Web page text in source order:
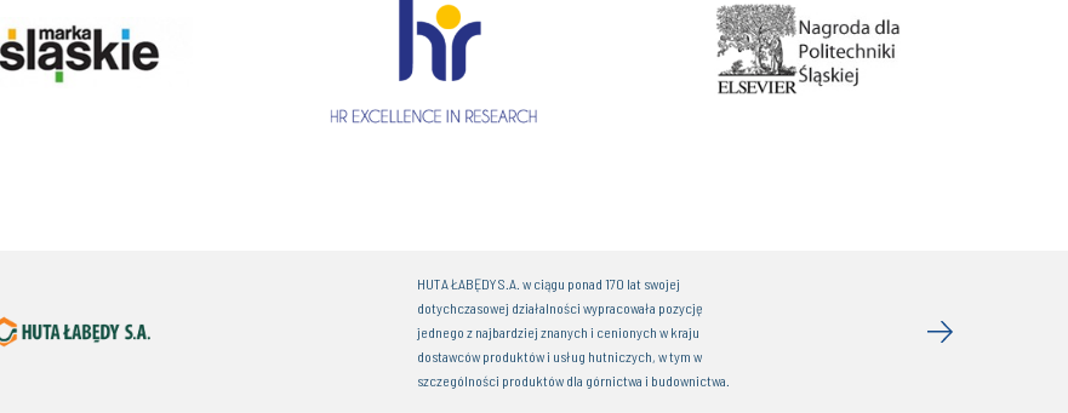
HUTA ŁABĘDY S.A. w ciągu ponad 170 lat swojej
dotychczasowej działalności wypracowała pozycję
jednego z najbardziej znanych i cenionych w kraju
dostawców produktów i usług hutniczych, w tym w
szczególności produktów dla górnictwa i budownictwa.